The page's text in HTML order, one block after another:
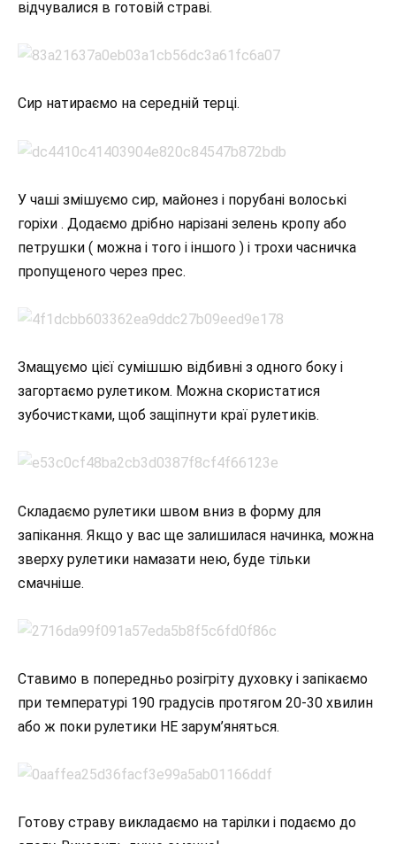
відчувалися в готовій страві.
Сир натираємо на середній терці.
У чаші змішуємо сир, майонез і порубані волоські
горіхи . Додаємо дрібно нарізані зелень кропу або
петрушки ( можна і того і іншого ) і трохи часничка
пропущеного через прес.
Змащуємо цієї сумішшю відбивні з одного боку і
загортаємо рулетиком. Можна скористатися
зубочистками, щоб защіпнути краї рулетиків.
Складаємо рулетики швом вниз в форму для
запікання. Якщо у вас ще залишилася начинка, можна
зверху рулетики намазати нею, буде тільки
смачніше.
Ставимо в попередньо розігріту духовку і запікаємо
при температурі 190 градусів протягом 20-30 хвилин
або ж поки рулетики НЕ зарум’яняться.
Готову страву викладаємо на тарілки і подаємо до